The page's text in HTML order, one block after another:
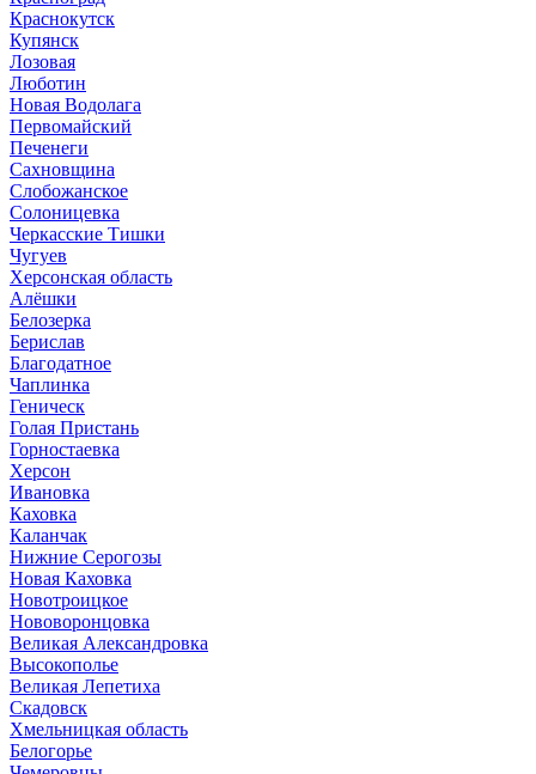
Краснокутск
Купянск
Лозовая
Люботин
Новая Водолага
Первомайский
Печенеги
Сахновщина
Слобожанское
Солоницевка
Черкасские Тишки
Чугуев
Херсонская область
Алёшки
Белозерка
Берислав
Благодатное
Чаплинка
Геническ
Голая Пристань
Горностаевка
Херсон
Ивановка
Каховка
Каланчак
Нижние Серогозы
Новая Каховка
Новотроицкое
Нововоронцовка
Великая Александровка
Высокополье
Великая Лепетиха
Скадовск
Хмельницкая область
Белогорье